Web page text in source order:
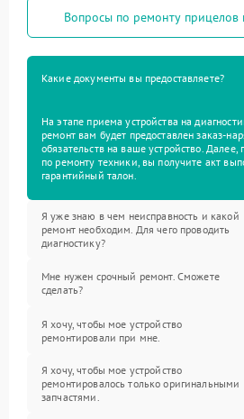
Вопросы по ремонту прицелов
Какие документы вы предоставляете?
На этапе приема устройства на
ремонт вам будет предоставлен заказ-
обязательств на ваше устройство.
по ремонту техники, вы получите акт
гарантийный талон.
Я уже знаю в чем неисправность и какой
ремонт необходим. Для чего проводить
диагностику?
Мне нужен срочный ремонт. Сможете
сделать?
Я хочу, чтобы мое устройство
ремонтировали при мне.
Я хочу, чтобы мое устройство
ремонтировалось только оригинальными
запчастями.